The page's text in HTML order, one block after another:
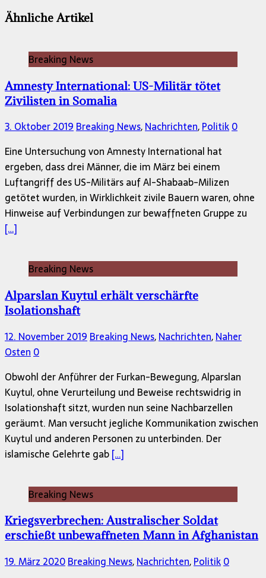
Ähnliche Artikel
Breaking News
Amnesty International: US-Militär tötet
Zivilisten in Somalia
3. Oktober 2019Breaking News,Nachrichten,Politik0
Eine Untersuchung von Amnesty International hat
ergeben, dass drei Männer, die im März bei einem
Luftangriff des US-Militärs auf Al-Shabaab-Milizen
getötet wurden, in Wirklichkeit zivile Bauern waren, ohne
Hinweise auf Verbindungen zur bewaffneten Gruppe zu
[…]
Breaking News
Alparslan Kuytul erhält verschärfte
Isolationshaft
12. November 2019 Breaking News,Nachrichten,Naher
Osten 0
Obwohl der Anführer der Furkan-Bewegung, Alparslan
Kuytul, ohne Verurteilung und Beweise rechtswidrig in
Isolationshaft sitzt, wurden nun seine Nachbarzellen
geräumt. Man versucht jegliche Kommunikation zwischen
Kuytul und anderen Personen zu unterbinden. Der
islamische Gelehrte gab[…]
Breaking News
Kriegsverbrechen: Australischer Soldat
erschießt unbewaffneten Mann in Afghanistan
19. März 2020Breaking News,Nachrichten,Politik0